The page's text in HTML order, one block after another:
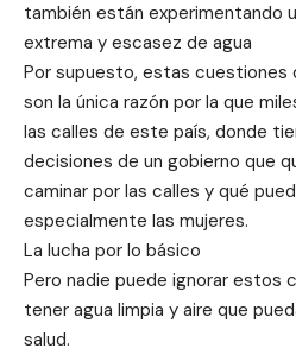
también están experimentando
extrema y escasez de agua
Por supuesto, estas cuestiones
son la única razón por la que
las calles de este país, donde
decisiones de un gobierno que
caminar por las calles y qué
especialmente las mujeres.
La lucha por lo básico
Pero nadie puede ignorar estos
tener agua limpia y aire que
salud.